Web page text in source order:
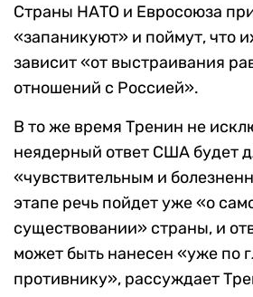
Страны НАТО и Евросоюза
«запаникуют» и поймут, что
зависит «от выстраивания
отношений с Россией».
В то же время Тренин не
неядерный ответ США будет
«чувствительным и
этапе речь пойдет уже «о
существовании» страны, и
может быть нанесен «уже по
противнику», рассуждает